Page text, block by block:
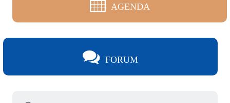
AGENDA
FORUM